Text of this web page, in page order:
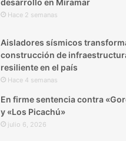
Hace 2 semanas
Aisladores sísmicos
construcción de
resiliente en el país
Hace 4 semanas
En firme sentencia contra
y «Los Picachú»
julio 6, 2026